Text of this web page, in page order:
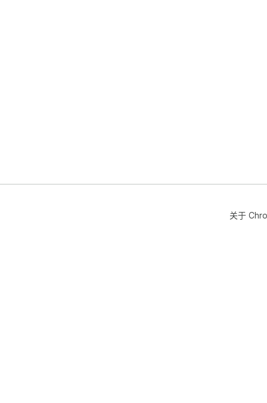
关于